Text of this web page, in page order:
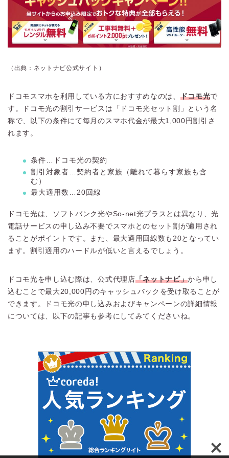
（出典：ネットナビ公式サイト）
ドコモスマホを利用している方におすすめなのは、 ドコモ光で
す。ドコモ光の割引サービスは「ドコモ光セット割」という名
称で、以下の条件にて毎月のスマホ代金が最大1,000円割引さ
れます。
条件…ドコモ光の契約
割引対象者…契約者と家族（離れて暮らす家族も含
む）
最大適用数…20回線
ドコモ光は、ソフトバンク光やSo-net光プラスとは異なり、光
電話サービスの申し込み不要でスマホとのセット割が適用され
ることがポイントです。また、最大適用回線数も20となってい
ます。割引適用のハードルが低いと言えるでしょう。
ドコモ光を申し込む際は、公式代理店「ネットナビ」から申し
込むことで最大20,000円のキャッシュバックを受け取ることが
できます。ドコモ光の申し込みおよびキャンペーンの詳細情報
については、以下の記事も参考にしてみてくださいね。